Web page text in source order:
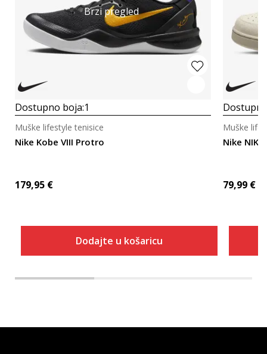
Brzi pregled
Dostupno boja:1
Nike Kobe VIII Protro
Muške lifestyle tenisice
179,95 €
Dodajte u košaricu
Nike NIKE
Muške
79,99 €